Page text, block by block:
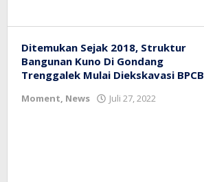
Ditemukan Sejak 2018, Struktur
Bangunan Kuno Di Gondang
Trenggalek Mulai Diekskavasi BPCB
Moment, News Juli 27, 2022